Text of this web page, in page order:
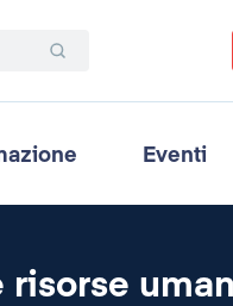
Eventi